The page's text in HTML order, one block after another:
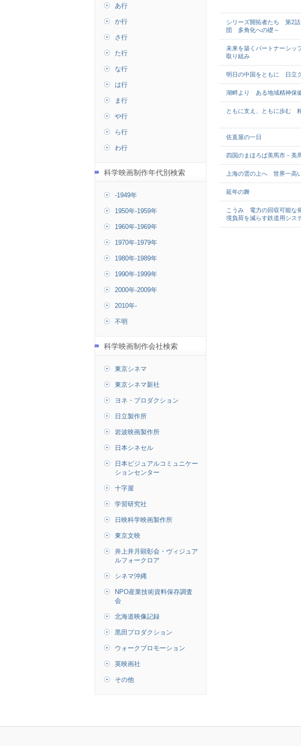
シリーズ開拓者たち 第2
団 多角化への礎～
未来を築くパートナーシ
取り組み
明日の中国をともに 日立
湖畔より ある地域精神保
ともに支え、ともに歩む
佐直屋の一日
四国のまほろば美馬市－美
上海の雲の上へ 世界一高
延年の舞
こうみ 電力の回収可能
境負荷を減らす鉄道用シス
あ行
か行
さ行
た行
な行
は行
ま行
や行
ら行
わ行
科学映画制作年代別検索
-1949年
1950年-1959年
1960年-1969年
1970年-1979年
1980年-1989年
1990年-1999年
2000年-2009年
2010年-
不明
科学映画制作会社検索
東京シネマ
東京シネマ新社
ヨネ・プロダクション
日立製作所
岩波映画製作所
日本シネセル
日本ビジュアルコミュニケー
ションセンター
十字屋
学習研究社
日映科学映画製作所
東京文映
井上井月顕彰会・ヴィジュア
ルフォークロア
シネマ沖縄
NPO産業技術資料保存調査
会
北海道映像記録
黒田プロダクション
ウォークプロモーション
英映画社
その他